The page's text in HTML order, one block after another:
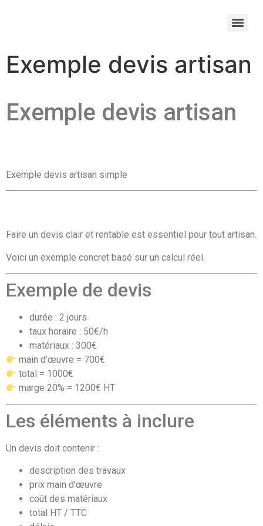
Exemple devis artisan
Exemple devis artisan
Exemple devis artisan simple
Faire un devis clair et rentable est essentiel pour tout artisan.
Voici un exemple concret basé sur un calcul réel.
Exemple de devis
durée : 2 jours
taux horaire : 50€/h
matériaux : 300€
main d’œuvre = 700€
total = 1000€
marge 20% = 1200€ HT
Les éléments à inclure
Un devis doit contenir :
description des travaux
prix main d’œuvre
coût des matériaux
total HT / TTC